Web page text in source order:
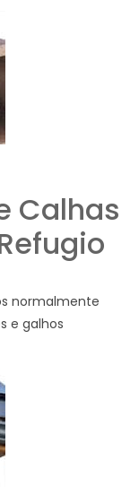
Calhas
normalmente
e galhos